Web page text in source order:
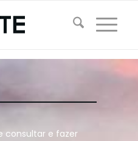
consultar e fazer